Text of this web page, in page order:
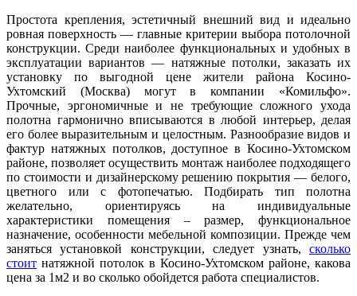
Простота крепления, эстетичный внешний вид и идеально
ровная поверхность — главные критерии выбора потолочной
конструкции. Среди наиболее функциональных и удобных в
эксплуатации вариантов — натяжные потолки, заказать их
установку по выгодной цене жители района Косино-
Ухтомский (Москва) могут в компании «Комильфо».
Прочные, эргономичные и не требующие сложного ухода
полотна гармонично вписываются в любой интерьер, делая
его более выразительным и целостным. Разнообразие видов и
фактур натяжных потолков, доступное в Косино-Ухтомском
районе, позволяет осуществить монтаж наиболее подходящего
по стоимости и дизайнерскому решению покрытия — белого,
цветного или с фотопечатью. Подбирать тип полотна
желательно, ориентируясь на индивидуальные
характеристики помещения – размер, функциональное
назначение, особенности мебельной композиции. Прежде чем
заняться установкой конструкции, следует узнать, сколько
стоит натяжной потолок в Косино-Ухтомском районе, какова
цена за 1м2 и во сколько обойдется работа специалистов.